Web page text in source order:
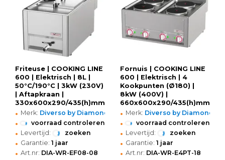
Friteuse | COOKING LINE
600 | Elektrisch | 8L |
50°C/190°C | 3kW (230V)
| Aftapkraan |
330x600x290/435(h)mm
• Merk: Diverso by Diamond
• voorraad controleren
• Levertijd: zoeken
• Garantie: 1 jaar
• Art.nr: DIA-WR-EF08-08
Fornuis | COOKING LINE
600 | Elektrisch | 4
Kookpunten (Ø180) |
8kW (400V) |
660x600x290/435(h)mm
• Merk: Diverso by Diamond
• voorraad controleren
• Levertijd: zoeken
• Garantie: 1 jaar
• Art.nr: DIA-WR-E4PT-18